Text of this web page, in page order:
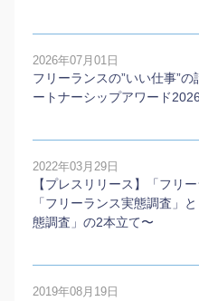
2026年07月01日
フリーランスの”いい仕事”
ートナーシップアワード
2022年03月29日
【プレスリリース】「フリ
「フリーランス実態調査」
態調査」の2本⽴て〜
2019年08月19日